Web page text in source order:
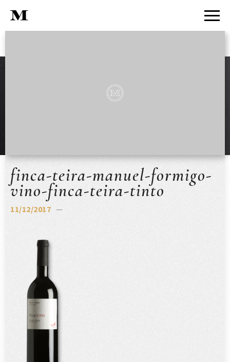
finca-teira-manuel-formigo-
vino-finca-teira-tinto
11/12/2017